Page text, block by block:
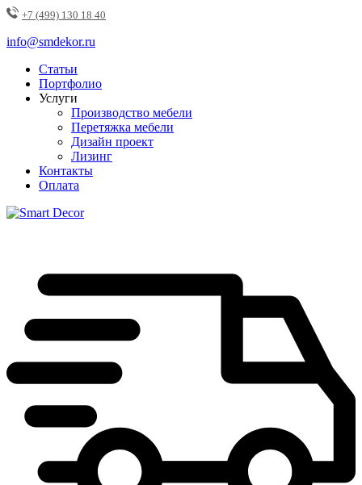
+7 (499) 130 18 40
info@smdekor.ru
Статьи
Портфолио
Услуги
Производство мебели
Перетяжка мебели
Дизайн проект
Лизинг
Контакты
Оплата